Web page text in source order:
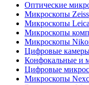
Оптические
Микроскопы Zeiss
Микроскопы Leica
Микроскопы
Микроскопы
Цифровые
Конфокальные и
Цифровые
Микроскопы